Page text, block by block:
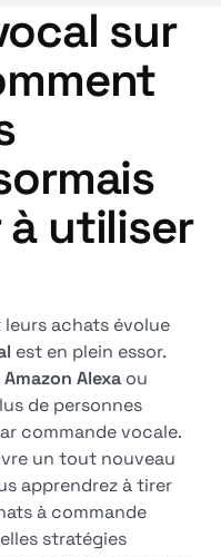
sur
utiliser
achats évolue
est en plein essor.
Amazon Alexa ou
de personnes
commande vocale.
un tout nouveau
apprendrez à tirer
à commande
stratégies